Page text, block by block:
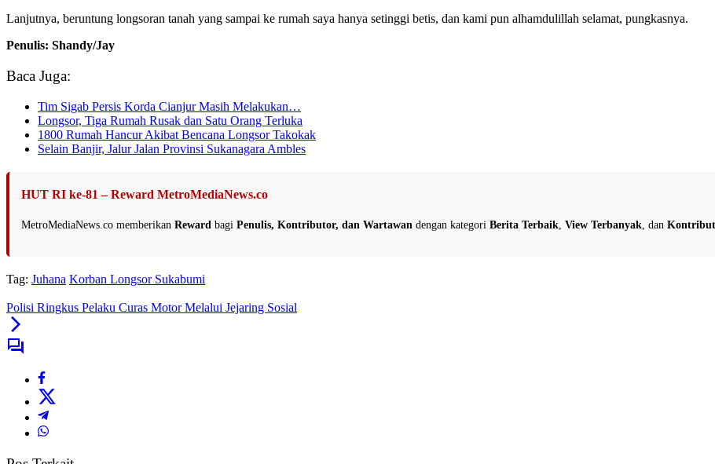
Lanjutnya, beruntung longsoran tanah yang sampai ke rumah saya hanya setinggi betis, dan kami pun alhamdulillah selamat, pungkasnya.
Penulis: Shandy/Jay
Baca Juga:
Tim Sigab Persis Korda Cianjur Masih Melakukan…
Longsor, Tiga Rumah Rusak dan Satu Orang Terluka
1800 Rumah Hancur Akibat Bencana Longsor Takokak
Selain Banjir, Jalur Jalan Provinsi Sukanagara Ambles
HUT RI ke-81 – Reward MetroMediaNews.co
MetroMediaNews.co memberikan Reward bagi Penulis, Kontributor, dan Wartawan dengan kategori Berita Terbaik View Terbanyak , dan
Tag: Juhana Korban Longsor Sukabumi
Polisi Ringkus Pelaku Curas Motor Melalui Jejaring Sosial